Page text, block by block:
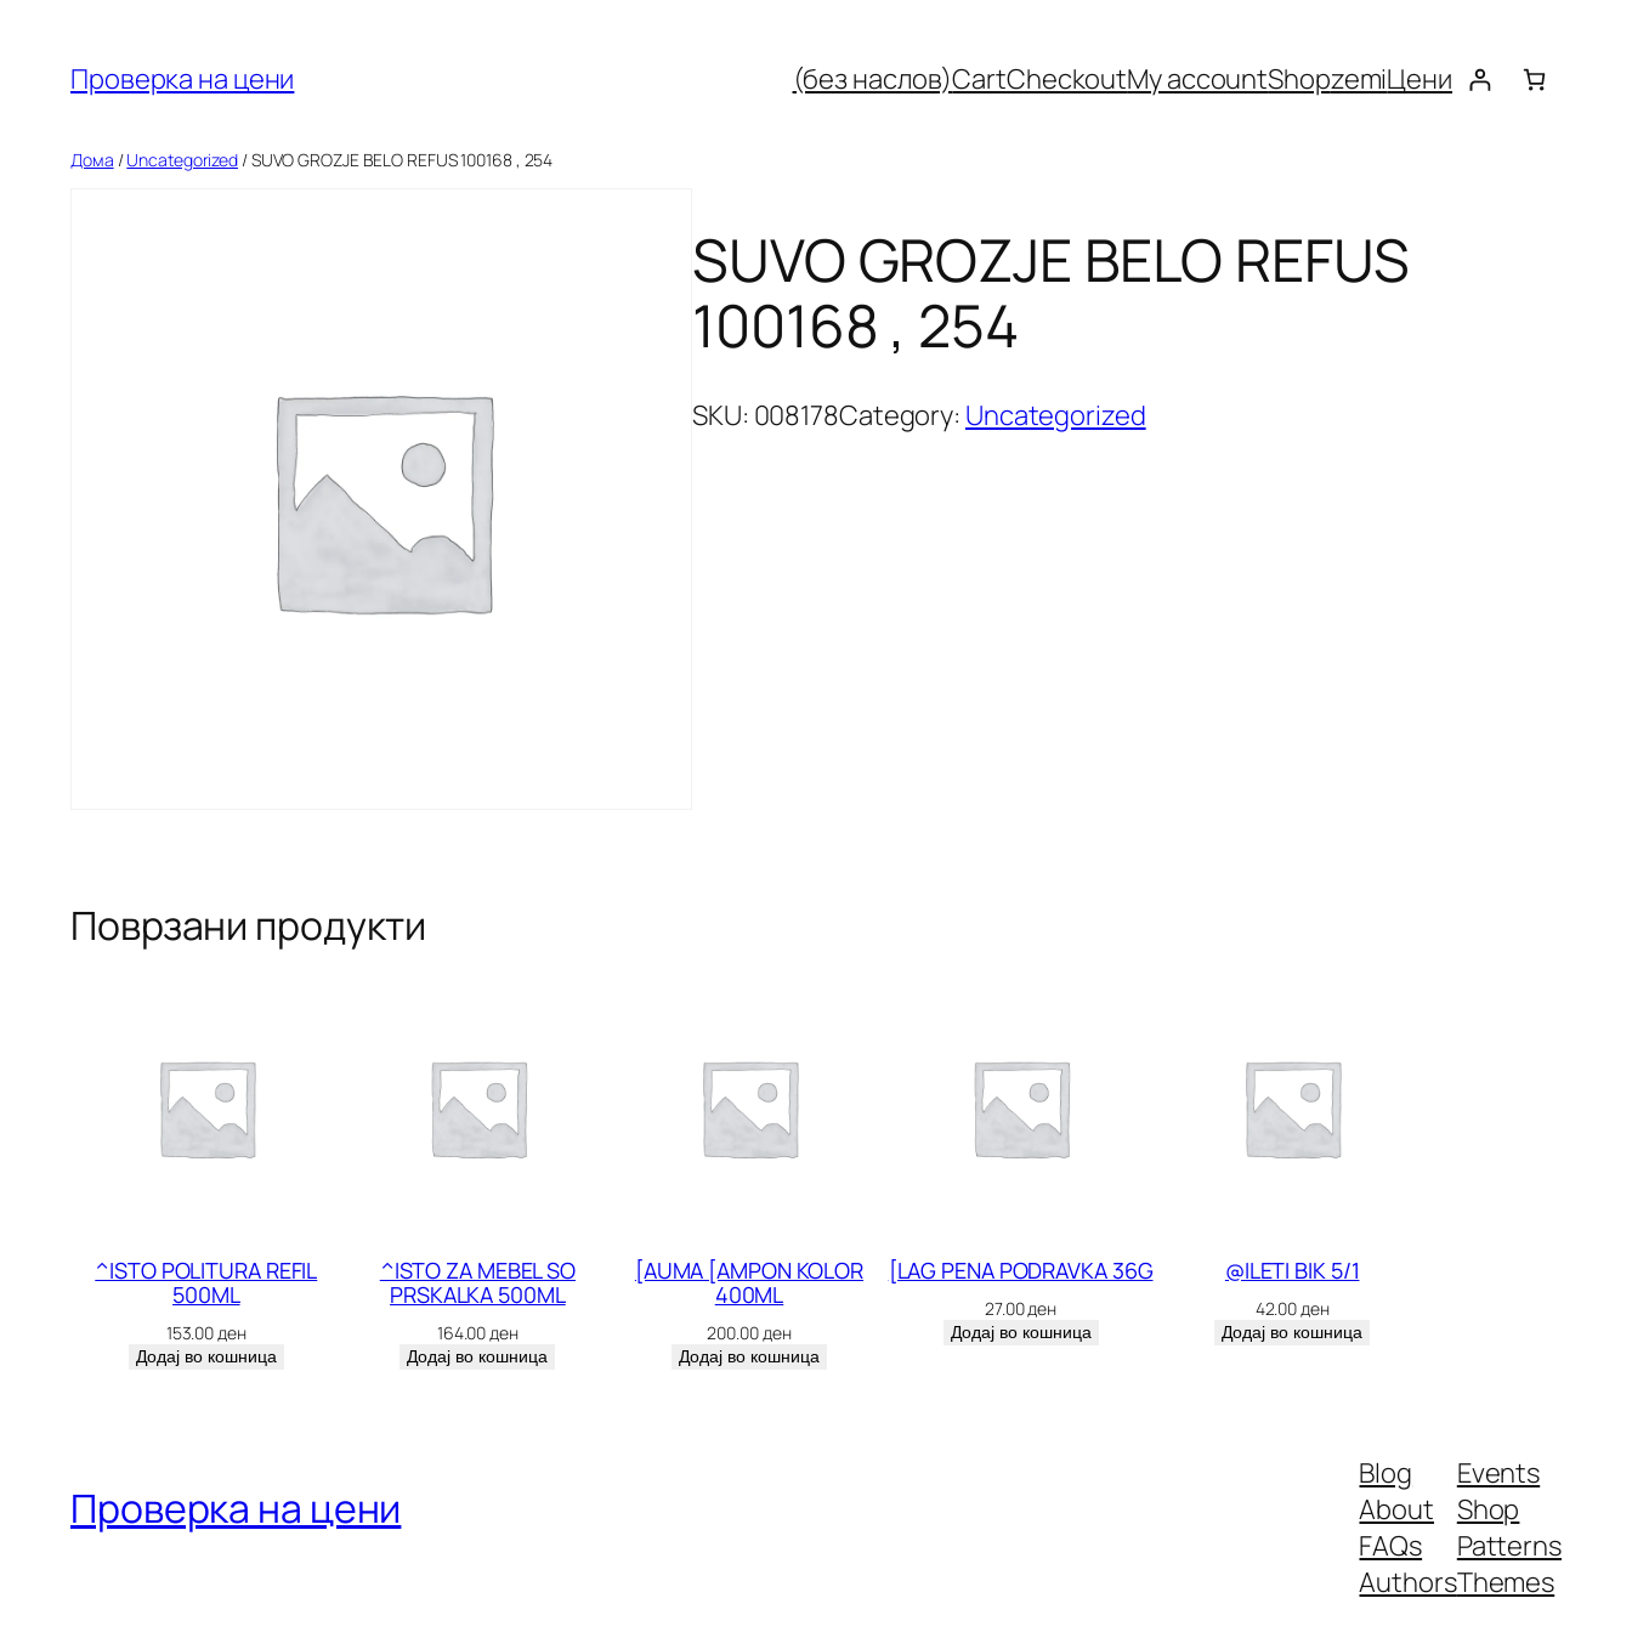
содржината
Проверка на цени (без наслов)CartCheckoutMy accountShopzemiЦени
Дома /Uncategorized / SUVO GROZJE BELO REFUS 100168 , 254
SUVO GROZJE BELO REFUS
100168 , 254
SKU: 008178Category: Uncategorized
Поврзани продукти
^ISTO POLITURA REFIL
500ML
153.00 ден
Додај во кошница
^ISTO ZA MEBEL SO
PRSKALKA 500ML
164.00 ден
Додај во кошница
[AUMA [AMPON KOLOR
400ML
200.00 ден
Додај во кошница
[LAG PENA PODRAVKA 36G
27.00ден
Додај во кошница
@ILETI BIK 5/1
42.00 ден
Додај во кошница
Проверка на цени
Blog
About
FAQs
Authors
Events
Shop
Patterns
Themes